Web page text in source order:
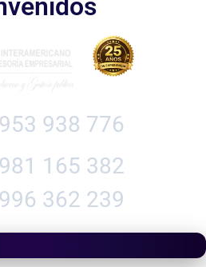
953 938 776
981 165 382
996 362 239